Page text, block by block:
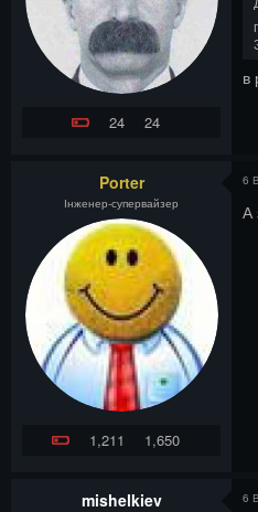
24 24
в
Porter
Інженер-супервайзер
1,211 1,650
6
А
mishelkiev 6